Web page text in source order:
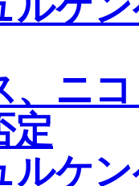
、ニ
定
ルケ